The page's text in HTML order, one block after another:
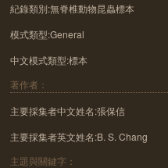
紀錄類別:無脊椎動物昆蟲標本
模式類型:General
中文模式類型:標本
著作者：
主要採集者中文姓名:張保信
主要採集者英文姓名:B. S. Chang
主題與關鍵字：